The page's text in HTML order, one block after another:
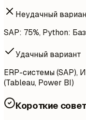
Неудачный
SAP: 75%, Python:
Удачный вариант
ERP-системы (SAP),
(Tableau, Power BI)
Короткие